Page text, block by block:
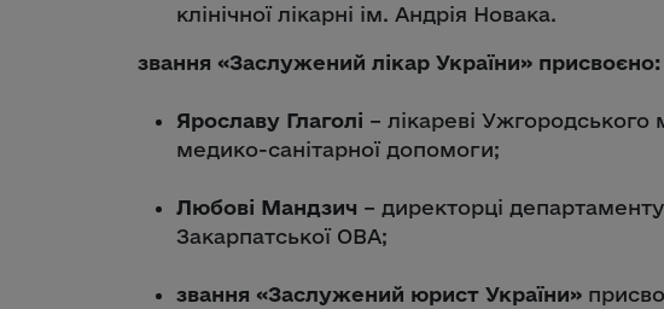
клінічної лікарні ім. Андрія Новака.
звання «Заслужений лікар України» присвоєно:
Ярославу Глаголі – лікареві Ужгородського
медико-санітарної допомоги;
Любові Мандзич – директорці
Закарпатської ОВА;
звання «Заслужений юрист України»